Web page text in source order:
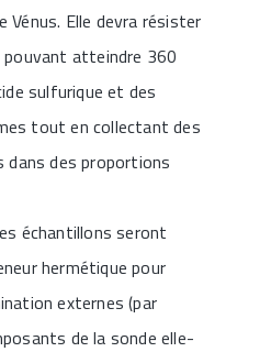
Vénus. Elle devra résister
atteindre 360
sulfurique et des
tout en collectant des
des proportions
échantillons seront
hermétique pour
externes (par
de la sonde elle-